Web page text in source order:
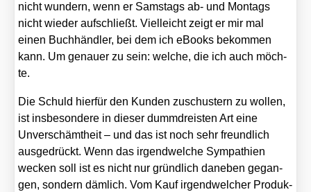
nicht wun­dern, wenn er Sams­tags ab- und Mon­tags
nicht wie­der auf­schließt. Viel­leicht zeigt er mir mal
einen Buch­händ­ler, bei dem ich eBooks bekom­men
kann. Um genau­er zu sein: wel­che, die ich auch möch­
te.
Die Schuld hier­für den Kun­den zuschus­tern zu wol­len,
ist ins­be­son­de­re in die­ser dumm­dreis­ten Art eine
Unver­schämt­heit – und das ist noch sehr freund­lich
aus­ge­drückt. Wenn das irgend­wel­che Sym­pa­thien
wecken soll ist es nicht nur gründ­lich dane­ben gegan­
gen, son­dern däm­lich. Vom Kauf irgend­wel­cher Pro­duk­